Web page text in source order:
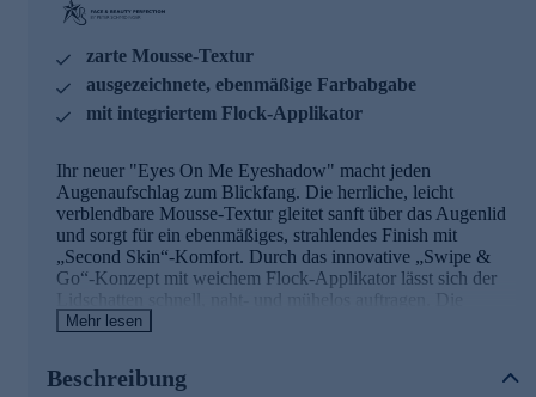
zarte Mousse-Textur
ausgezeichnete, ebenmäßige Farbabgabe
mit integriertem Flock-Applikator
Ihr neuer "Eyes On Me Eyeshadow" macht jeden
Augenaufschlag zum Blickfang. Die herrliche, leicht
verblendbare Mousse-Textur gleitet sanft über das Augenlid
und sorgt für ein ebenmäßiges, strahlendes Finish mit
„Second Skin“-Komfort. Durch das innovative „Swipe &
Go“-Konzept mit weichem Flock-Applikator lässt sich der
Lidschatten schnell, naht- und mühelos auftragen. Die
vielseitige Farbauswahl, abgestimmt auf alle Augenfarben
Make-up-Artist.
Mehr lesen
Beschreibung